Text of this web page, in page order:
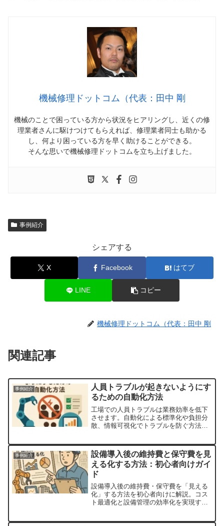
機械修理ドットコム（代表：田中 剛
機械のことで困っている方から状況をヒアリングし、近くの修
理業者さんに駆けつけてもらえれば、修理業者同士も助かる
し、何より困っている方を早く助けることができる。
そんな思いで機械修理ドットコムを立ち上げました。
事例紹介
シェアする
X Facebook はてブ
LINE コピー
機械修理ドットコム（代表：田中 剛
関連記事
事例紹介
人員トラブルが起きないようにす
るための自動化方法
工場での人員トラブルは業務効率を低下
させます。自動化による標準化や負担分
散、情報可視化でトラブルを防ぐ方法を
事例紹介
設備導入後の維持費と保守費を見
える化する方法：初心者向けガイ
ド
設備導入後の維持費・保守費を「見える
化」する方法を初心者向けに解説。コス
ト最適化と設備管理の効率化を実現する